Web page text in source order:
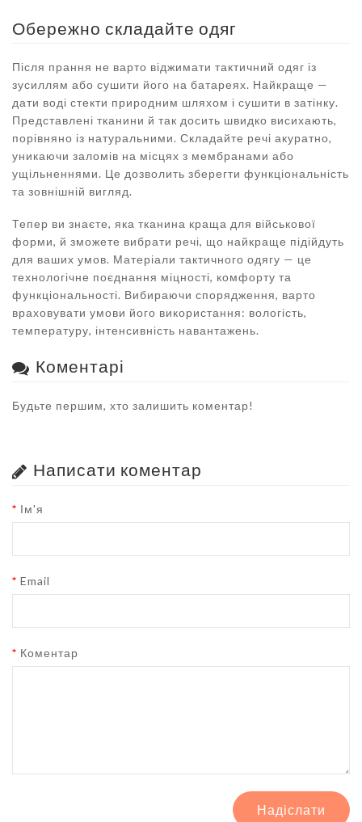
Обережно складайте одяг
Після прання не варто віджимати тактичний одяг із
зусиллям або сушити його на батареях. Найкраще —
дати воді стекти природним шляхом і сушити в затінку.
Представлені тканини й так досить швидко висихають,
порівняно із натуральними. Складайте речі акуратно,
уникаючи заломів на місцях з мембранами або
ущільненнями. Це дозволить зберегти функціональність
та зовнішній вигляд.
Тепер ви знаєте, яка тканина краща для військової
форми, й зможете вибрати речі, що найкраще підійдуть
для ваших умов. Матеріали тактичного одягу — це
технологічне поєднання міцності, комфорту та
функціональності. Вибираючи спорядження, варто
враховувати умови його використання: вологість,
температуру, інтенсивність навантажень.
Коментарі
Будьте першим, хто залишить коментар!
Написати коментар
Ім'я
Email
Коментар
Надіслати